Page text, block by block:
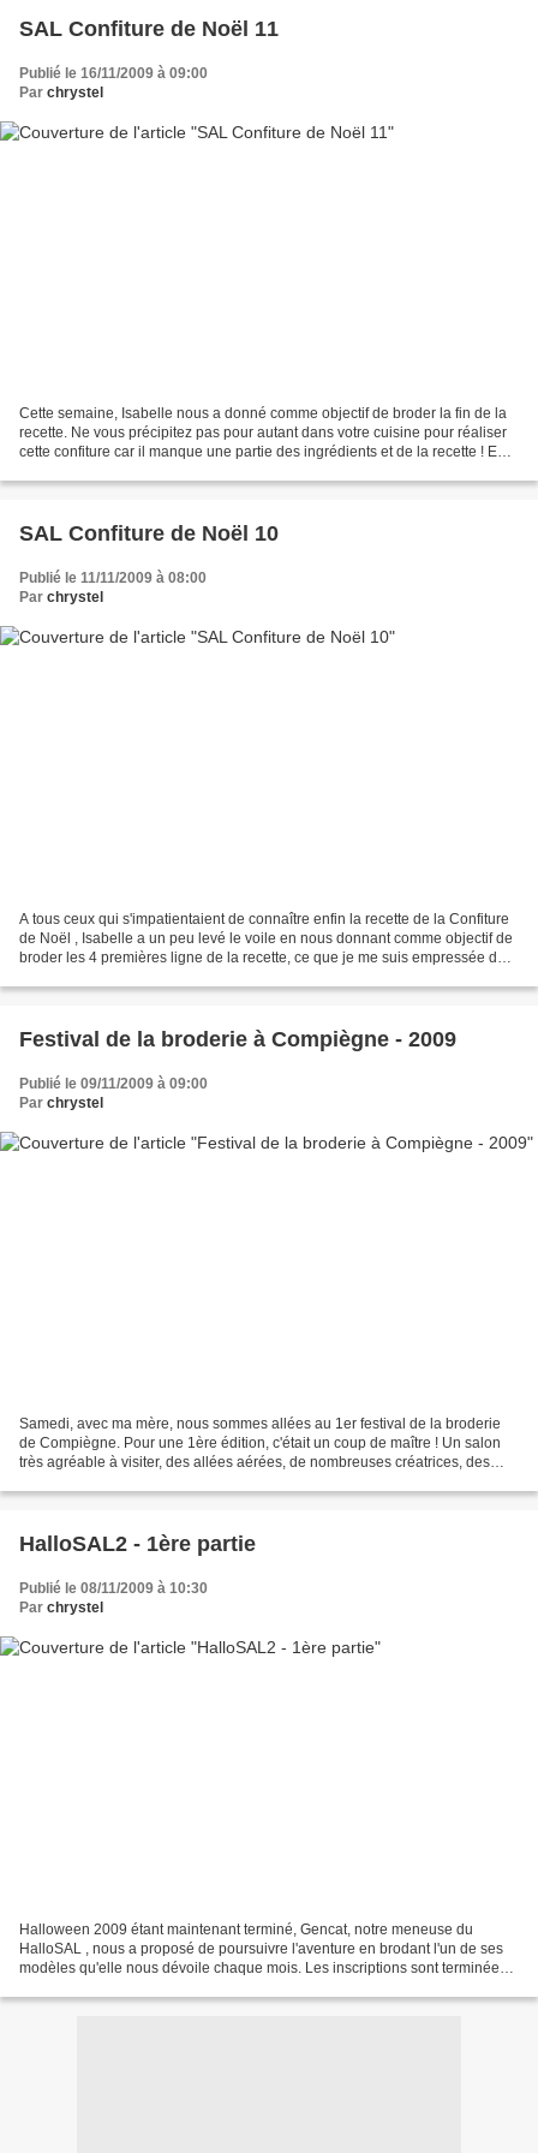
SAL Confiture de Noël 11
Publié le 16/11/2009 à 09:00
Par chrystel
Cette semaine, Isabelle nous a donné comme objectif de broder la fin de la
recette. Ne vous précipitez pas pour autant dans votre cuisine pour réaliser
cette confiture car il manque une partie des ingrédients et de la recette ! En
SAL Confiture de Noël 10
Publié le 11/11/2009 à 08:00
Par chrystel
A tous ceux qui s'impatientaient de connaître enfin la recette de la Confiture
de Noël , Isabelle a un peu levé le voile en nous donnant comme objectif de
broder les 4 premières ligne de la recette, ce que je me suis empressée de
Festival de la broderie à Compiègne - 2009
Publié le 09/11/2009 à 09:00
Par chrystel
Samedi, avec ma mère, nous sommes allées au 1er festival de la broderie
de Compiègne. Pour une 1ère édition, c'était un coup de maître ! Un salon
très agréable à visiter, des allées aérées, de nombreuses créatrices, des
HalloSAL2 - 1ère partie
Publié le 08/11/2009 à 10:30
Par chrystel
Halloween 2009 étant maintenant terminé, Gencat, notre meneuse du
HalloSAL , nous a proposé de poursuivre l'aventure en brodant l'un de ses
modèles qu'elle nous dévoile chaque mois. Les inscriptions sont terminées